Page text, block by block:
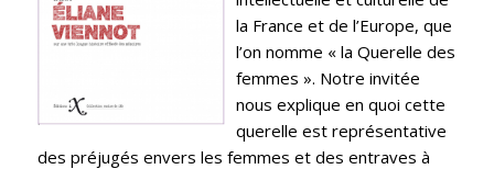
la France et de l’Europe, que
l’on nomme « la Querelle des
femmes ». Notre invitée
nous explique en quoi cette
querelle est représentative
des préjugés envers les femmes et des entraves à